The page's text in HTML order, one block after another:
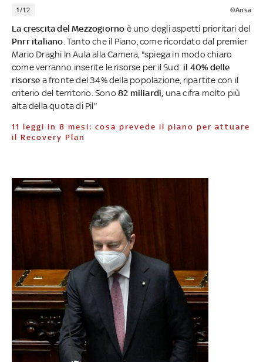
1/12 ©Ansa
La crescita del Mezzogiorno è uno degli aspetti prioritari del
Pnrr italiano . Tanto che il Piano, come ricordato dal premier
Mario Draghi in Aula alla Camera, "spiega in modo chiaro
come verranno inserite le risorse per il Sud: il 40% delle
risorse a fronte del 34% della popolazione, ripartite con il
criterio del territorio. Sono 82 miliardi, una cifra molto più
alta della quota di Pil"
11 leggi in 8 mesi: cosa prevede il piano per attuare
il Recovery Plan